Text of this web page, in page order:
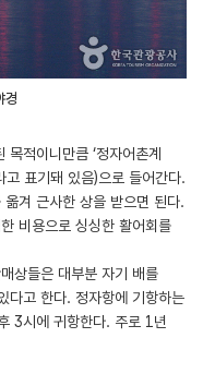
경
적이니만큼 ‘정자어촌계
고 표기돼 있음)으로 들어간다.
겨 근사한 상을 받으면 된다.
비용으로 싱싱한 활어회를
상들은 대부분 자기 배를
다고 한다. 정자항에 기항하는
3시에 귀항한다. 주로 1년